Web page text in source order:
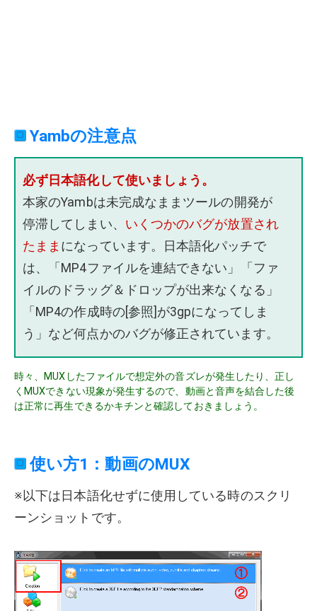
Yambの注意点
必ず日本語化して使いましょう。
本家のYambは未完成なままツールの開発が
停滞してしまい、 いくつかのバグが放置され
たまま になっています。日本語化パッチで
は、「MP4ファイルを連結できない」「ファ
イルのドラッグ＆ドロップが出来なくなる」
「MP4の作成時の[参照]が3gpになってしま
う」など何点かのバグが修正されています。
時々、MUXしたファイルで想定外の音ズレが発生したり、正し
くMUXできない現象が発生するので、動画と音声を結合した後
は正常に再生できるかキチンと確認しておきましょう。
使い方1：動画のMUX
※以下は日本語化せずに使用している時のスクリ
ーンショットです。